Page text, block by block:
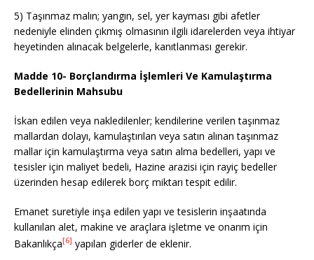
5) Taşınmaz malın; yangın, sel, yer kayması gibi afetler
nedeniyle elinden çıkmış olmasının ilgili idarelerden veya ihtiyar
heyetinden alınacak belgelerle, kanıtlanması gerekir.
Madde 10- Borçlandırma İşlemleri Ve Kamulaştırma
Bedellerinin Mahsubu
İskan edilen veya nakledilenler; kendilerine verilen taşınmaz
mallardan dolayı, kamulaştırılan veya satın alınan taşınmaz
mallar için kamulaştırma veya satın alma bedelleri, yapı ve
tesisler için maliyet bedeli, Hazine arazisi için rayiç bedeller
üzerinden hesap edilerek borç miktarı tespit edilir.
Emanet suretiyle inşa edilen yapı ve tesislerin inşaatında
kullanılan alet, makine ve araçlara işletme ve onarım için
Bakanlıkça[6] yapılan giderler de eklenir.